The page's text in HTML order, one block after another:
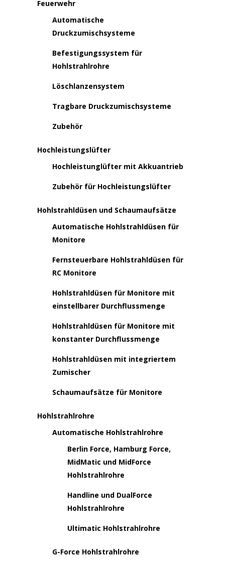
Feuerwehr
Automatische
Druckzumischsysteme
Befestigungssystem für
Hohlstrahlrohre
Löschlanzensystem
Tragbare Druckzumischsysteme
Zubehör
Hochleistungslüfter
Hochleistunglüfter mit Akkuantrieb
Zubehör für Hochleistungslüfter
Hohlstrahldüsen und Schaumaufsätze
Automatische Hohlstrahldüsen für
Monitore
Fernsteuerbare Hohlstrahldüsen für
RC Monitore
Hohlstrahldüsen für Monitore mit
einstellbarer Durchflussmenge
Hohlstrahldüsen für Monitore mit
konstanter Durchflussmenge
Hohlstrahldüsen mit integriertem
Zumischer
Schaumaufsätze für Monitore
Hohlstrahlrohre
Automatische Hohlstrahlrohre
Berlin Force, Hamburg Force,
MidMatic und MidForce
Hohlstrahlrohre
Handline und DualForce
Hohlstrahlrohre
Ultimatic Hohlstrahlrohre
G-Force Hohlstrahlrohre